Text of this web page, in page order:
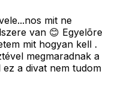
mit ne
van 😊 Egyelõre
mit hogyan kell .
megmaradnak a
a divat nem tudom